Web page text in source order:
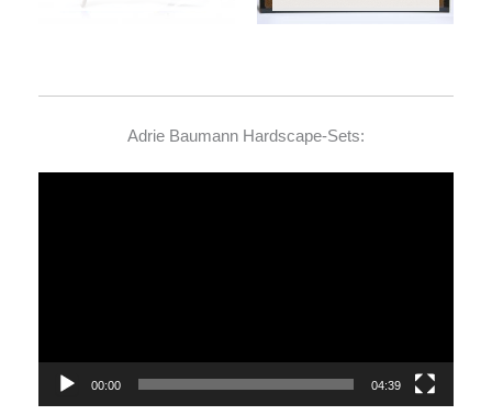
Adrie Baumann Hardscape-Sets:
00:00 04:39